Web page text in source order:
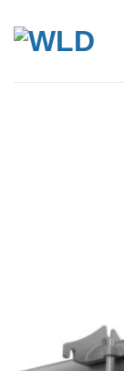
contenido